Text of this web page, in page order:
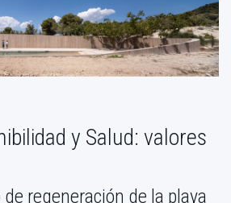
y Salud: valores
regeneración de la playa